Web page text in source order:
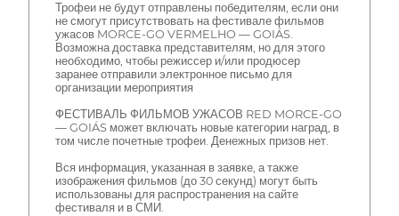
Трофеи не будут отправлены победителям, если они
не смогут присутствовать на фестивале фильмов
ужасов MORCE-GO VERMELHO — GOIÁS.
Возможна доставка представителям, но для этого
необходимо, чтобы режиссер и/или продюсер
заранее отправили электронное письмо для
организации мероприятия
ФЕСТИВАЛЬ ФИЛЬМОВ УЖАСОВ RED MORCE-GO
— GOIÁS может включать новые категории наград, в
том числе почетные трофеи. Денежных призов нет.
Вся информация, указанная в заявке, а также
изображения фильмов (до 30 секунд) могут быть
использованы для распространения на сайте
фестиваля и в СМИ.